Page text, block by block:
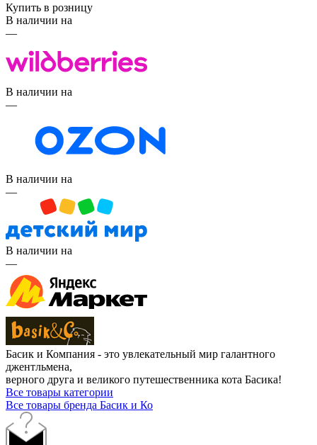
Купить в розницу
В наличии на
—
В наличии на
—
В наличии на
—
В наличии на
—
Басик и Компания - это увлекательный мир галантного
джентльмена,
верного друга и великого путешественника кота Басика!
Все товары категории
Все товары бренда Басик и Ко